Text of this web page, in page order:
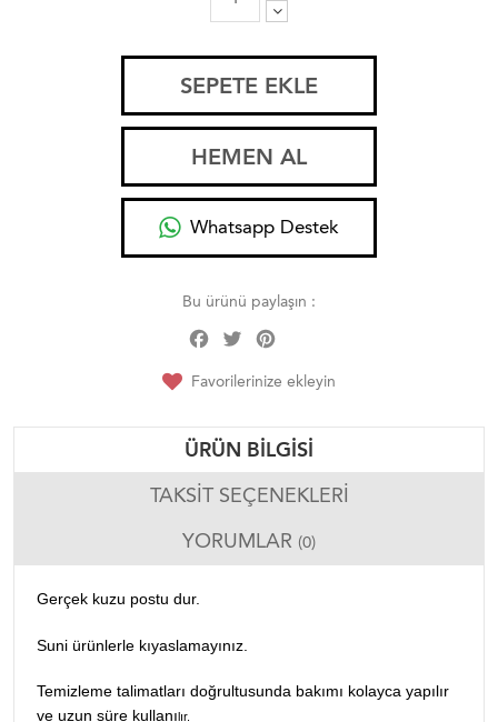
SEPETE EKLE
HEMEN AL
Whatsapp Destek
Bu ürünü paylaşın :
Facebook
Twitter
Favorilerinize ekleyin
ÜRÜN BILGISI
TAKSIT SEÇENEKLERI
YORUMLAR (0)
Gerçek kuzu postu dur.
Suni ürünlerle kıyaslamayınız.
Temizleme talimatları doğrultusunda bakımı kolayca yapılır
ve uzun süre kullanılır.